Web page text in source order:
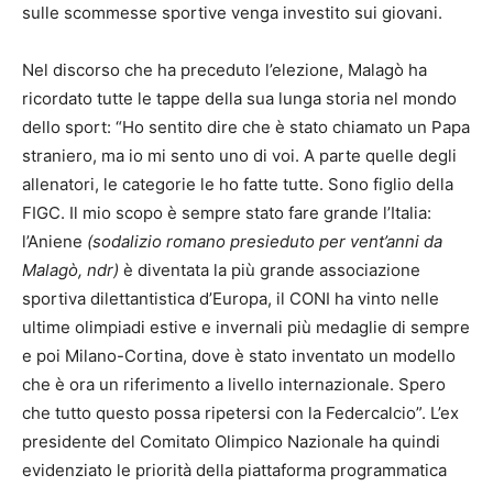
sulle scommesse sportive venga investito sui giovani.
Nel discorso che ha preceduto l’elezione, Malagò ha
ricordato tutte le tappe della sua lunga storia nel mondo
dello sport: “Ho sentito dire che è stato chiamato un Papa
straniero, ma io mi sento uno di voi. A parte quelle degli
allenatori, le categorie le ho fatte tutte. Sono figlio della
FIGC. Il mio scopo è sempre stato fare grande l’Italia:
l’Aniene (sodalizio romano presieduto per vent’anni da
Malagò, ndr) è diventata la più grande associazione
sportiva dilettantistica d’Europa, il CONI ha vinto nelle
ultime olimpiadi estive e invernali più medaglie di sempre
e poi Milano-Cortina, dove è stato inventato un modello
che è ora un riferimento a livello internazionale. Spero
che tutto questo possa ripetersi con la Federcalcio”. L’ex
presidente del Comitato Olimpico Nazionale ha quindi
evidenziato le priorità della piattaforma programmatica